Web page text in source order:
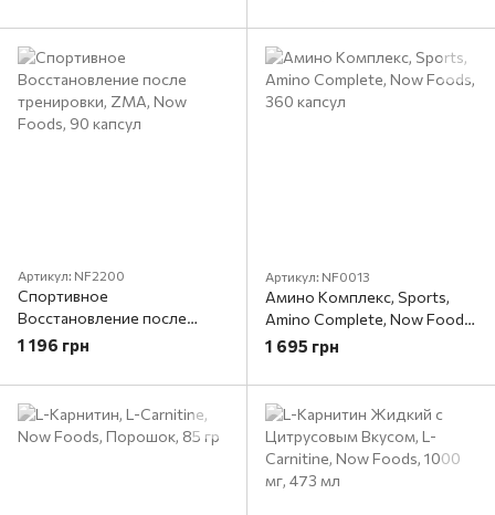
Артикул: NF2200
Спортивное
Восстановление после
тренировки, ZMA, Now
1 196 грн
Артикул: NF0013
Амино Комплекс, Sports,
Amino Complete, Now Foods,
360 капсул
1 695 грн